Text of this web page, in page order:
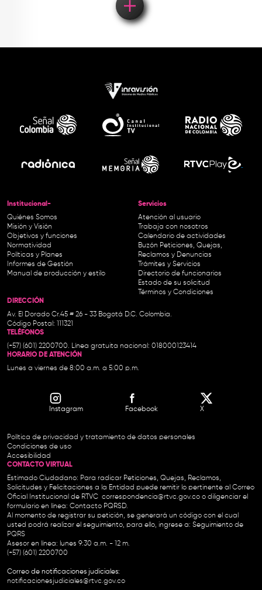
Institucional-
Quiénes Somos
Misión y Visión
Objetivos y funciones
Normatividad
Políticas y Planes
Informes de Gestión
Manual de producción y estilo
Servicios
Atención al usuario
Trabaja con nosotros
Calendario de actividades
Buzón Peticiones, Quejas,
Reclamos y Denuncias
Trámites y Servicios
Directorio de funcionarios
Estado de su solicitud
Términos y Condiciones
DIRECCIÓN
Av. El Dorado Cr.45 # 26 - 33 Bogotá D.C. Colombia.
Código Postal: 111321
TELÉFONOS
(+57) (601) 2200700. Línea gratuita nacional: 018000123414
HORARIO DE ATENCIÓN
Lunes a viernes de 8:00 a.m. a 5:00 p.m.
Instagram Facebook X
Política de privacidad y tratamiento de datos personales
Condiciones de uso
Accesibilidad
CONTACTO VIRTUAL
Estimado Ciudadano: Para radicar Peticiones, Quejas, Reclamos,
Solicitudes y Felicitaciones a la Entidad puede remitir lo pertinente al Correo
Oficial Institucional de RTVC correspondencia@rtvc.gov.co o diligenciar el
formulario en línea: Contacto PQRSD.
Al momento de registrar su petición, se generará un código con el cual
usted podrá realizar el seguimiento, para ello, ingrese a: Seguimiento de
PQRS
Asesor en línea: lunes 9:30 a.m. - 12 m.
(+57) (601) 2200700
Correo de notificaciones judiciales:
notificacionesjudiciales@rtvc.gov.co